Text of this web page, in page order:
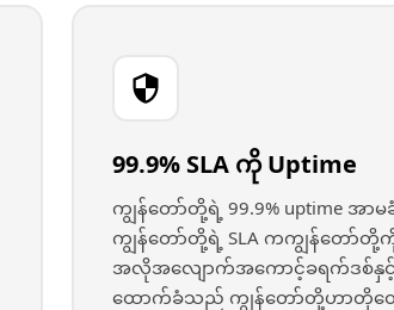
99.9% SLA ကို Uptime
ကျွန်တော်တို့ရဲ့ 99.9% uptime အာမ
ကျွန်တော်တို့ရဲ့ SLA ကကျွန်တော်တို့
အလိုအလျောက်အကောင့်ခရက်ဒစ်
ထောက်ခံသည် ကျွန်တော်တို့ဟာတိုတေ